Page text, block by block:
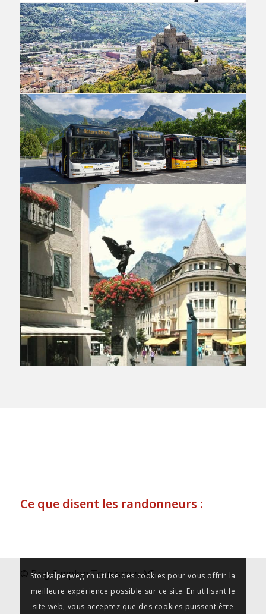
Ce que disent les randonneurs :
© Brig Simplon Tourismus AG
Stockalperweg.ch utilise des cookies pour vous offrir la
meilleure expérience possible sur ce site. En utilisant le
site web, vous acceptez que des cookies puissent être